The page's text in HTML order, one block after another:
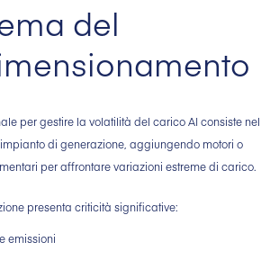
del
per gestire la volatilità del carico AI consiste nel
di generazione, aggiungendo motori o
per affrontare variazioni estreme di carico.
presenta criticità significative:
emissioni